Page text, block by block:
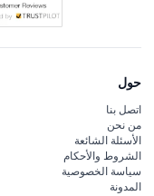
حول
اتصل بنا
من نحن
الأسئلة الشائعة
الشروط والأحكام
سياسة الخصوصية
المدونة